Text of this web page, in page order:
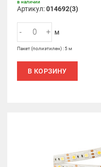
в наличии
Артикул:014692(3)
- + м
Пакет (полиэтилен) : 5 м
В КОРЗИНУ